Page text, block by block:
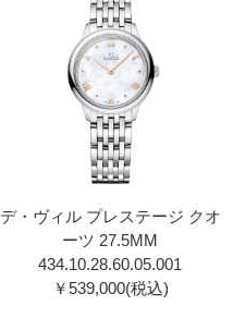
デ・ヴィル プレステージ クオ
ーツ 27.5MM
434.10.28.60.05.00 1
￥539,000(税込)